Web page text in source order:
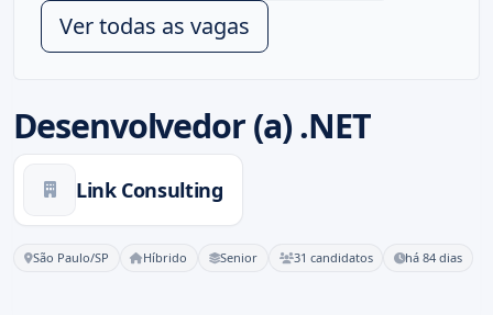
Desenvolvedor (a) .NET
Link Consulting
São Paulo/SP Híbrido Senior 31 candidatos há 84 dias
Ver todas as vagas